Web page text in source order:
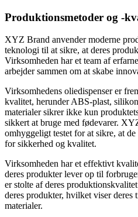
Produktionsmetoder og -
XYZ Brand anvender moderne
teknologi til at sikre, at deres
Virksomheden har et team af
arbejder sammen om at skabe
Virksomhedens oliedispenser er
kvalitet, herunder ABS-plast,
materialer sikrer ikke kun
sikkert at bruge med fødevarer.
omhyggeligt testet for at sikre, at
for sikkerhed og kvalitet.
Virksomheden har et effektivt
deres produkter lever op til
er stolte af deres
deres produkter, hvilket viser
materialer.